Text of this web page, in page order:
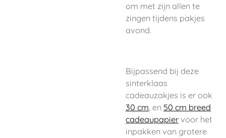
om met zijn allen te
zingen tijdens pakjes
avond.
Bijpassend bij deze
sinterklaas
cadeauzakjes is er ook
30 cm , en 50 cm breed
cadeaupapier voor het
inpakken van grotere